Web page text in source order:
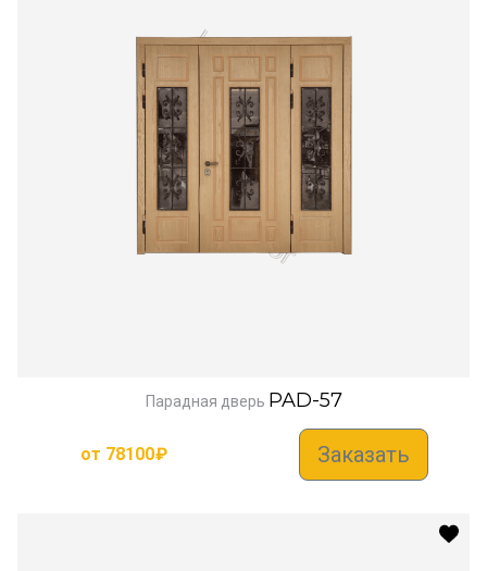
Парадная дверь PAD-57
от 78100₽ Заказать